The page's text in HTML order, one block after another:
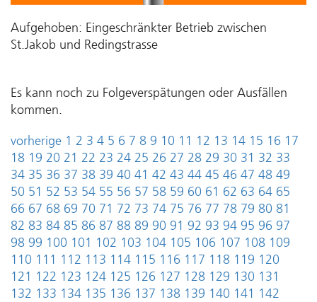
Aufgehoben: Eingeschränkter Betrieb zwischen
St.Jakob und Redingstrasse
Es kann noch zu Folgeverspätungen oder Ausfällen
kommen.
vorherige 1 2 3 4 5 6 7 8 9 10 11 12 13 14 15 16 17
18 19 20 21 22 23 24 25 26 27 28 29 30 31 32 33
34 35 36 37 38 39 40 41 42 43 44 45 46 47 48 49
50 51 52 53 54 55 56 57 58 59 60 61 62 63 64 65
66 67 68 69 70 71 72 73 74 75 76 77 78 79 80 81
82 83 84 85 86 87 88 89 90 91 92 93 94 95 96 97
98 99 100 101 102 103 104 105 106 107 108 109
110 111 112 113 114 115 116 117 118 119 120
121 122 123 124 125 126 127 128 129 130 131
132 133 134 135 136 137 138 139 140 141 142